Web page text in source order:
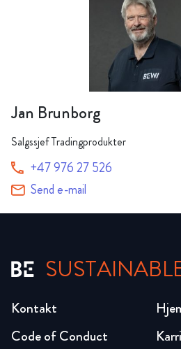
Jan Brunborg
Salgssjef Tradingprodukter
+47 976 27 526
Send e-mail
Code of Conduct
Kontakt